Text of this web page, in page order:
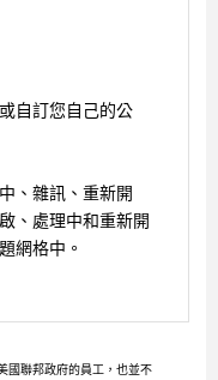
自訂您自己的公
、雜訊、重新開
、處理中和重新開
網格中。
國聯邦政府的員工，也並不